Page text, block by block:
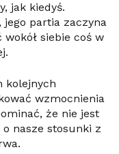
jak kiedyś.
jego partia zaczyna
siebie coś w
kolejnych
wzmocnienia
że nie jest
nasze stosunki z